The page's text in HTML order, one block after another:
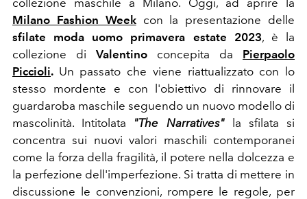
Milano Fashion Weekcon la presentazione delle
sfilate moda uomo primavera estate 2023, è la
collezione di Valentino concepita da
Pierpaolo
Piccioli. Un passato che viene riattualizzato con lo
stesso mordente e con l'obiettivo di rinnovare il
guardaroba maschile seguendo un nuovo modello di
mascolinità. Intitolata "The Narratives" la sfilata si
concentra sui nuovi valori maschili contemporanei
come la forza dellafragilità, il potere nella dolcezza e
la perfezione dell'imperfezione. Si tratta di mettere in
discussione le convenzioni, rompere le regole, per